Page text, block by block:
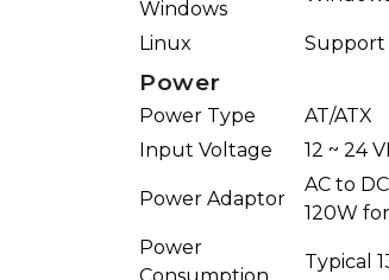
Windows
Linux Support
Power
Power Type AT/ATX
Input Voltage
12 ~ 24
Power Adaptor
AC to
120W
Power
Typical